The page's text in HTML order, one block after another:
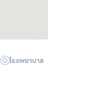
โรงพยาบาล